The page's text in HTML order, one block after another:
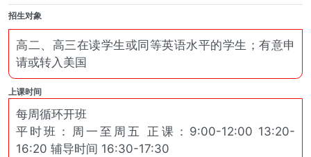
招生对象
高二、高三在读学生或同等英语水平的学生；有意申
请或转入美国
上课时间
每周循环开班
平时班：周一至周五 正课：9:00-12:00 13:20-
16:20 辅导时间 16:30-17:30